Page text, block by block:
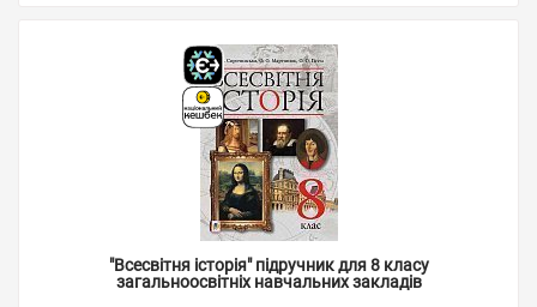
"Всесвітня історія" підручник для 8 класу
загальноосвітніх навчальних закладів